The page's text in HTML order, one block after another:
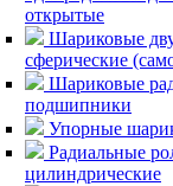
открытые
Шариковые
сферические
Шариковые
подшипники
Упорные
Радиальные
цилиндрические